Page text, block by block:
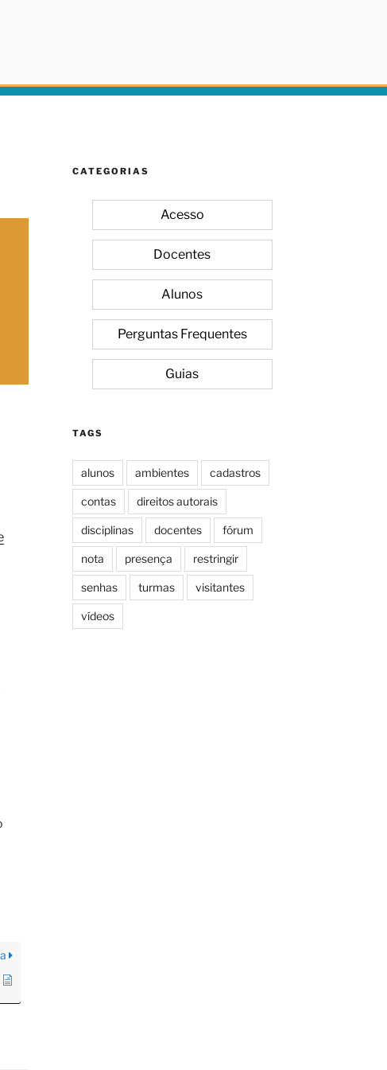
CATEGORIAS
Acesso
Docentes
Alunos
Perguntas Frequentes
Guias
TAGS
alunos ambientes cadastros
contas direitos autorais
disciplinas docentes fórum
nota presença restringir
senhas turmas visitantes
vídeos